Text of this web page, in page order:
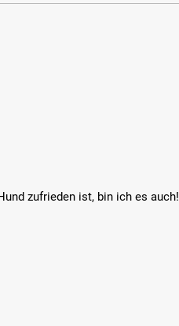
zufrieden ist, bin ich es auch!